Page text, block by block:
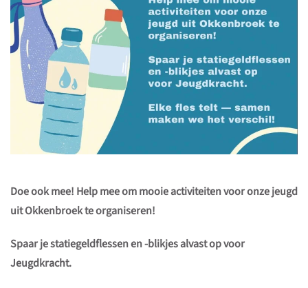
Doe ook mee! Help mee om mooieactiviteiten voor onzejeugd
uit Okkenbroek teorganiseren!
Spaar je statiegeldflessenen -blikjes alvast opvoor
Jeugdkracht.